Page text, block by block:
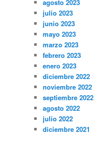
agosto 2023
julio 2023
junio 2023
mayo 2023
marzo 2023
febrero 2023
enero 2023
diciembre 2022
noviembre 2022
septiembre 2022
agosto 2022
julio 2022
diciembre 2021